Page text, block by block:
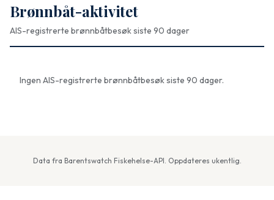
Brønnbåt-aktivitet
AIS-registrerte brønnbåtbesøk siste 90 dager
Ingen AIS-registrerte brønnbåtbesøk siste 90 dager.
Data fra Barentswatch Fiskehelse-API. Oppdateres ukentlig.